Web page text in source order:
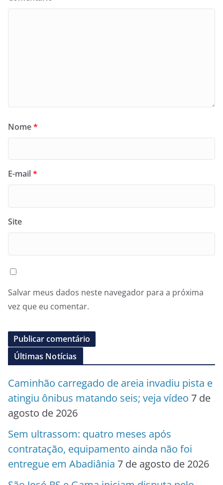
Nome*
E-mail*
Site
Salvar meus dados neste navegador para a próxima
vez que eu comentar.
Últimas Notícias
Caminhão carregado de areia invadiu pista e
atingiu ônibus matando seis; veja vídeo 7 de
agosto de 2026
Sem ultrassom: quatro meses após
contratação, equipamento ainda não foi
entregue em Abadiânia 7 de agosto de 2026